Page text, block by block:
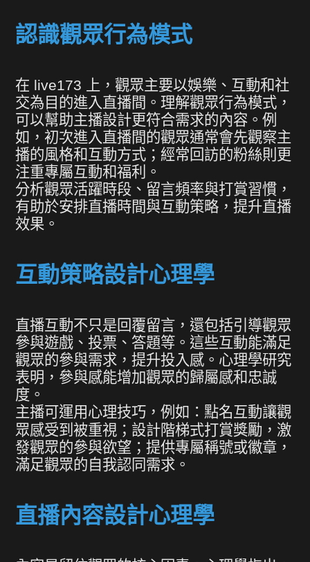
認識觀眾行為模式
在 live173 上，觀眾主要以娛樂、互動和社
交為目的進入直播間。理解觀眾行為模式，
可以幫助主播設計更符合需求的內容。例
如，初次進入直播間的觀眾通常會先觀察主
播的風格和互動方式；經常回訪的粉絲則更
注重專屬互動和福利。
分析觀眾活躍時段、留言頻率與打賞習慣，
有助於安排直播時間與互動策略，提升直播
效果。
互動策略設計心理學
直播互動不只是回覆留言，還包括引導觀眾
參與遊戲、投票、答題等。這些互動能滿足
觀眾的參與需求，提升投入感。心理學研究
表明，參與感能增加觀眾的歸屬感和忠誠
度。
主播可運用心理技巧，例如：點名互動讓觀
眾感受到被重視；設計階梯式打賞獎勵，激
發觀眾的參與欲望；提供專屬稱號或徽章，
滿足觀眾的自我認同需求。
直播內容設計心理學